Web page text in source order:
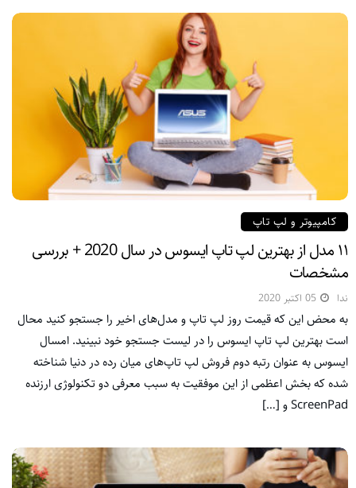
کامپیوتر و لپ تاپ
۱۱ مدل از بهترین لپ تاپ ایسوس در سال 2020 + بررسی
مشخصات
ندا 05 اکتبر 2020
به محض این که قیمت روز لپ تاپ و مدل‌های اخیر را جستجو کنید محال
است بهترین لپ تاپ ایسوس را در لیست جستجو خود نبینید. امسال
ایسوس به عنوان رتبه دوم فروش لپ تاپ‌های میان رده در دنیا شناخته
شده که بخش اعظمی از این موفقیت به سبب معرفی دو تکنولوژی ارزنده
ScreenPad و […]